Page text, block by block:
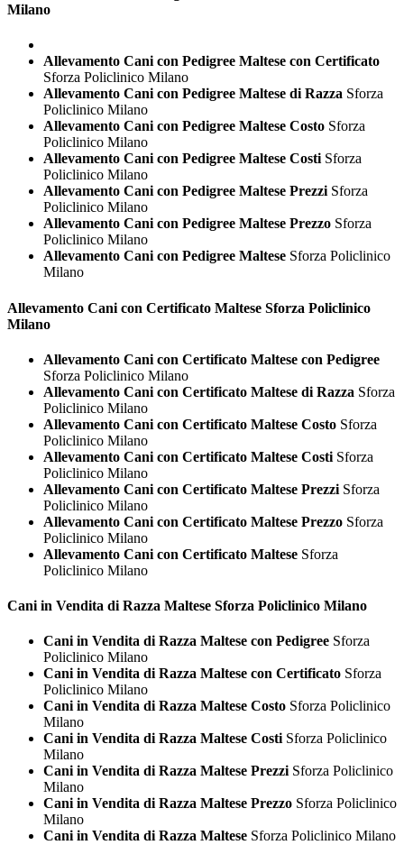
Milano
Allevamento Cani con Pedigree Maltese con Certificato
Sforza Policlinico Milano
Allevamento Cani con Pedigree Maltese di Razza Sforza
Policlinico Milano
Allevamento Cani con Pedigree Maltese Costo Sforza
Policlinico Milano
Allevamento Cani con Pedigree Maltese Costi Sforza
Policlinico Milano
Allevamento Cani con Pedigree Maltese Prezzi Sforza
Policlinico Milano
Allevamento Cani con Pedigree Maltese Prezzo Sforza
Policlinico Milano
Allevamento Cani con Pedigree Maltese Sforza Policlinico
Milano
Allevamento Cani con Certificato Maltese Sforza Policlinico
Milano
Allevamento Cani con Certificato Maltese con Pedigree
Sforza Policlinico Milano
Allevamento Cani con Certificato Maltese di Razza Sforza
Policlinico Milano
Allevamento Cani con Certificato Maltese Costo Sforza
Policlinico Milano
Allevamento Cani con Certificato Maltese Costi Sforza
Policlinico Milano
Allevamento Cani con Certificato Maltese Prezzi Sforza
Policlinico Milano
Allevamento Cani con Certificato Maltese Prezzo Sforza
Policlinico Milano
Allevamento Cani con Certificato Maltese Sforza
Policlinico Milano
Cani in Vendita di Razza Maltese Sforza Policlinico Milano
Cani in Vendita di Razza Maltese con Pedigree Sforza
Policlinico Milano
Cani in Vendita di Razza Maltese con Certificato Sforza
Policlinico Milano
Cani in Vendita di Razza Maltese Costo Sforza Policlinico
Milano
Cani in Vendita di Razza Maltese CostiSforza Policlinico
Milano
Cani in Vendita di Razza Maltese PrezziSforza Policlinico
Milano
Cani in Vendita di Razza Maltese Prezzo Sforza Policlinico
Milano
Cani in Vendita di Razza Maltese Sforza Policlinico Milano